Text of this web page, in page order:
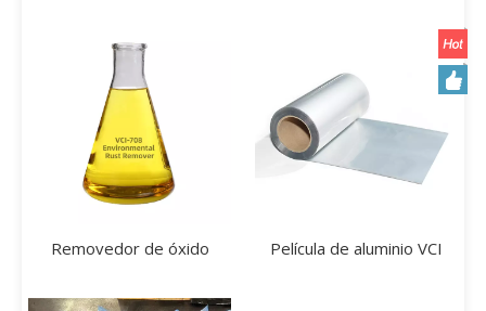
Removedor de óxido
Película de aluminio VCI